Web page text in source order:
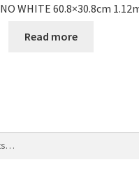
WHITE 60.8×30.8cm
Read more